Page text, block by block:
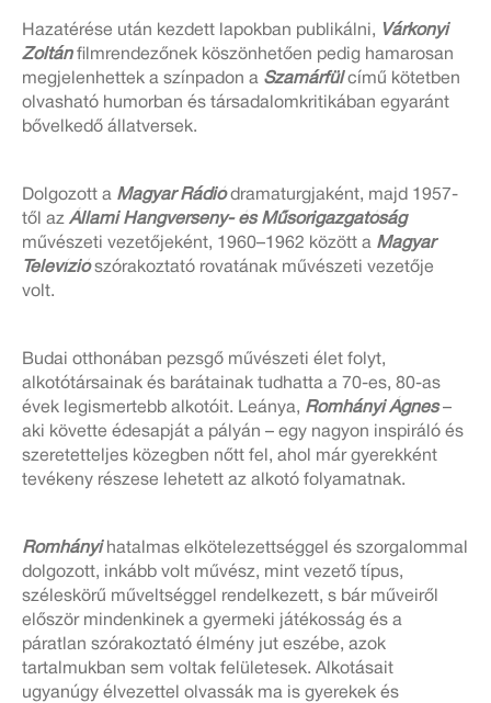
Hazatérése után kezdett lapokban publikálni, Várkonyi
Zoltánfilmrendezőnek köszönhetően pedig hamarosan
megjelenhettek a színpadon a Szamárfülcímű kötetben
olvasható humorban és társadalomkritikában egyaránt
bővelkedő állatversek.
Dolgozott a Magyar Rádiódramaturgjaként, majd 1957-
től az Állami Hangverseny- és Műsorigazgatóság
művészeti vezetőjeként, 1960–1962 között a Magyar
Televíziószórakoztató rovatának művészeti vezetője
volt.
Budai otthonában pezsgő művészeti élet folyt,
alkotótársainak és barátainak tudhatta a 70-es, 80-as
évek legismertebb alkotóit. Leánya, Romhányi Ágnes–
aki követte édesapját a pályán – egy nagyon inspiráló és
szeretetteljes közegben nőtt fel, ahol már gyerekként
tevékeny részese lehetett az alkotó folyamatnak.
Romhányihatalmas elkötelezettséggel és szorgalommal
dolgozott, inkább volt művész, mint vezető típus,
széleskörű műveltséggel rendelkezett, s bár műveiről
először mindenkinek a gyermeki játékosság és a
páratlan szórakoztató élmény jut eszébe, azok
tartalmukban sem voltak felületesek. Alkotásait
ugyanúgy élvezettel olvassák ma is gyerekek és